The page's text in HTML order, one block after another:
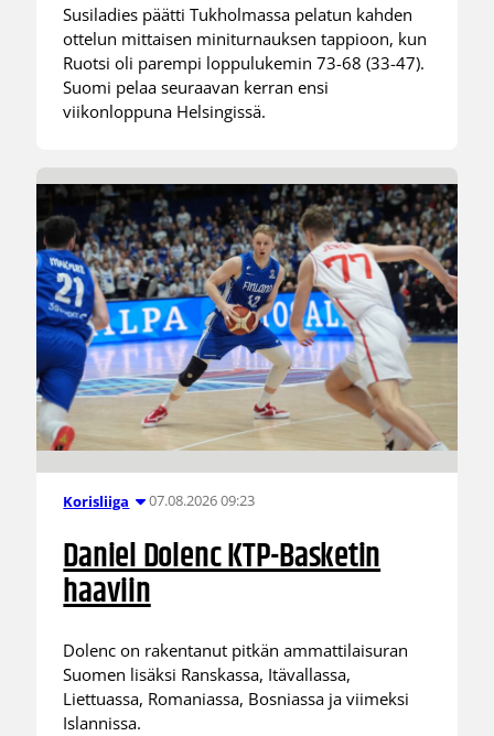
Susiladies päätti Tukholmassa pelatun kahden
ottelun mittaisen miniturnauksen tappioon, kun
Ruotsi oli parempi loppulukemin 73-68 (33-47).
Suomi pelaa seuraavan kerran ensi
viikonloppuna Helsingissä.
Korisliiga 07.08.2026 09:23
Daniel Dolenc KTP-Basketin
haaviin
Dolenc on rakentanut pitkän ammattilaisuran
Suomen lisäksi Ranskassa, Itävallassa,
Liettuassa, Romaniassa, Bosniassa ja viimeksi
Islannissa.